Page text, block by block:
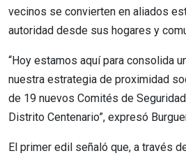
vecinos se convierten en aliados
autoridad desde sus hogares y
“Hoy estamos aquí para consolida
nuestra estrategia de proximidad
de 19 nuevos Comités de
Distrito Centenario”, expresó
El primer edil señaló que, a través